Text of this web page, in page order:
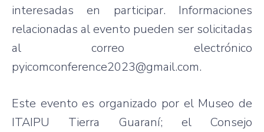
interesadas en participar. Informaciones
relacionadas al evento pueden ser solicitadas
al correo electrónico
pyicomconference2023@gmail.com.
Este evento es organizado por el Museo de
ITAIPU Tierra Guaraní; el Consejo